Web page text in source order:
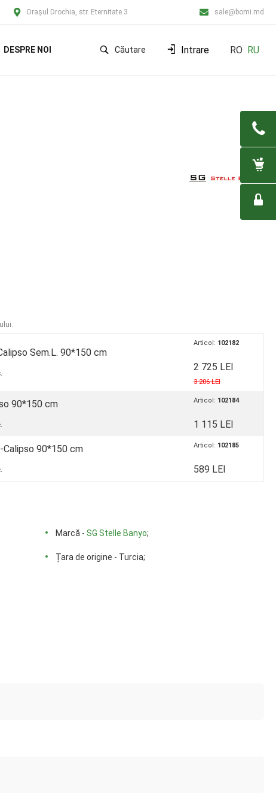
Orașul Drochia, str. Eternitate 3 sale@bomi.md
DESPRE NOI Căutare Intrare RO RU
Sem.L. 90*150 cm
Articol: 102182
2 725 LEI
3 206 LEI
90*150 cm Articol: 102184
1 115 LEI
Calipso 90*150 cm Articol: 102185
589 LEI
Marcă - SG Stelle Banyo;
Țara de origine - Turcia;